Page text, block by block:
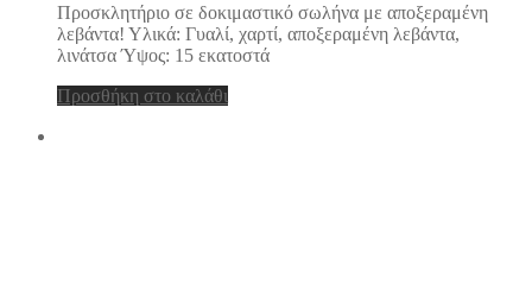
Προσκλητήριο σε δοκιμαστικό σωλήνα με αποξεραμένη
λεβάντα! Υλικά: Γυαλί, χαρτί, αποξεραμένη λεβάντα,
λινάτσα Ύψος: 15 εκατοστά
Προσθήκη στο καλάθι